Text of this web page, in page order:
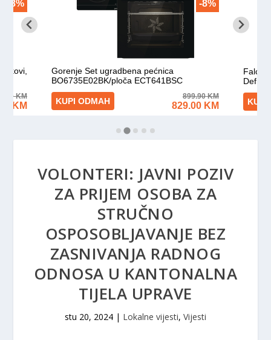
VOLONTERI: JAVNI POZIV
ZA PRIJEM OSOBA ZA
STRUČNO
OSPOSOBLJAVANJE BEZ
ZASNIVANJA RADNOG
ODNOSA U KANTONALNA
TIJELA UPRAVE
stu 20, 2024 | Lokalne vijesti, Vijesti